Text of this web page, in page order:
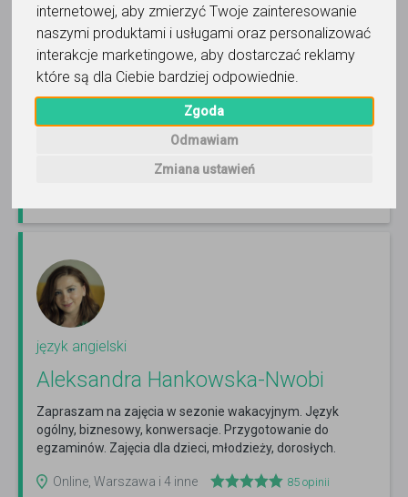
internetowej, aby zmierzyć Twoje zainteresowanie
naszymi produktami i usługami oraz personalizować
interakcje marketingowe, aby dostarczać reklamy
które są dla Ciebie bardziej odpowiednie.
Zgoda
Odmawiam
Zmiana ustawień
NAJBARDZIEJ WYMAGAJĄCYCH. 100% zadowolonych
uczniów. Pokaż mi swój CEL, a ja pomogę Ci go OSIĄGNĄĆ!
Czytaj więcej
Online, Poznań i 8 innych
224 opinie
300 / 60 min
język angielski
Aleksandra Hankowska-Nwobi
Zapraszam na zajęcia w sezonie wakacyjnym. Język
ogólny, biznesowy, konwersacje. Przygotowanie do
egzaminów. Zajęcia dla dzieci, młodzieży, dorosłych.
Online, Warszawa i 4 inne
85 opinii